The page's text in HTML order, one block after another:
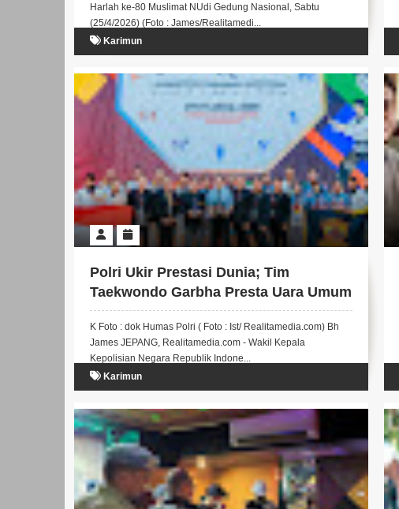
Harlah ke-80 Muslimat NUdi Gedung Nasional, Sabtu
(25/4/2026) (Foto : James/Realitamedi...
Karimun
Polri Ukir Prestasi Dunia; Tim
Taekwondo Garbha Presta Uara Umum
di Jepang
K Foto : dok Humas Polri ( Foto : Ist/ Realitamedia.com) Bh
James JEPANG, Realitamedia.com - Wakil Kepala
Kepolisian Negara Republik Indone...
Karimun